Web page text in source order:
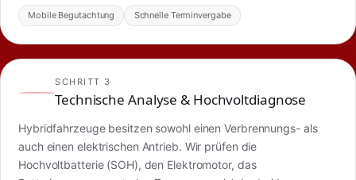
Mobile Begutachtung Schnelle Terminvergabe
SCHRITT 3
Technische Analyse & Hochvoltdiagnose
Hybridfahrzeuge besitzen sowohl einen Verbrennungs- als
auch einen elektrischen Antrieb. Wir prüfen die
Hochvoltbatterie (SOH), den Elektromotor, das